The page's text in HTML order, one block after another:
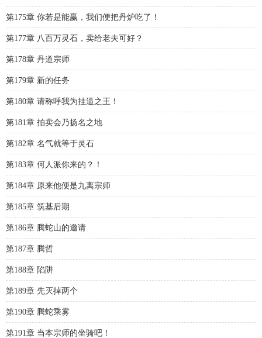
第175章 你若是能赢，我们便把丹炉吃了！
第177章 八百万灵石，卖给老夫可好？
第178章 丹道宗师
第179章 新的任务
第180章 请称呼我为挂逼之王！
第181章 拍卖会乃扬名之地
第182章 名气就等于灵石
第183章 何人派你来的？！
第184章 原来他便是九离宗师
第185章 筑基后期
第186章 腾蛇山的邀请
第187章 腾哲
第188章 陷阱
第189章 先灭掉两个
第190章 腾蛇乘雾
第191章 当本宗师的坐骑吧！